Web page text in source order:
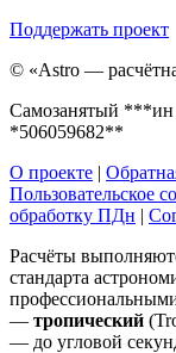
Поддержать проект
© «Astro —
Самозанятый
*506059682**
О проекте |
Пользовательское
обработку ПДн |
Расчёты
стандарта
— тропический
— до угловой